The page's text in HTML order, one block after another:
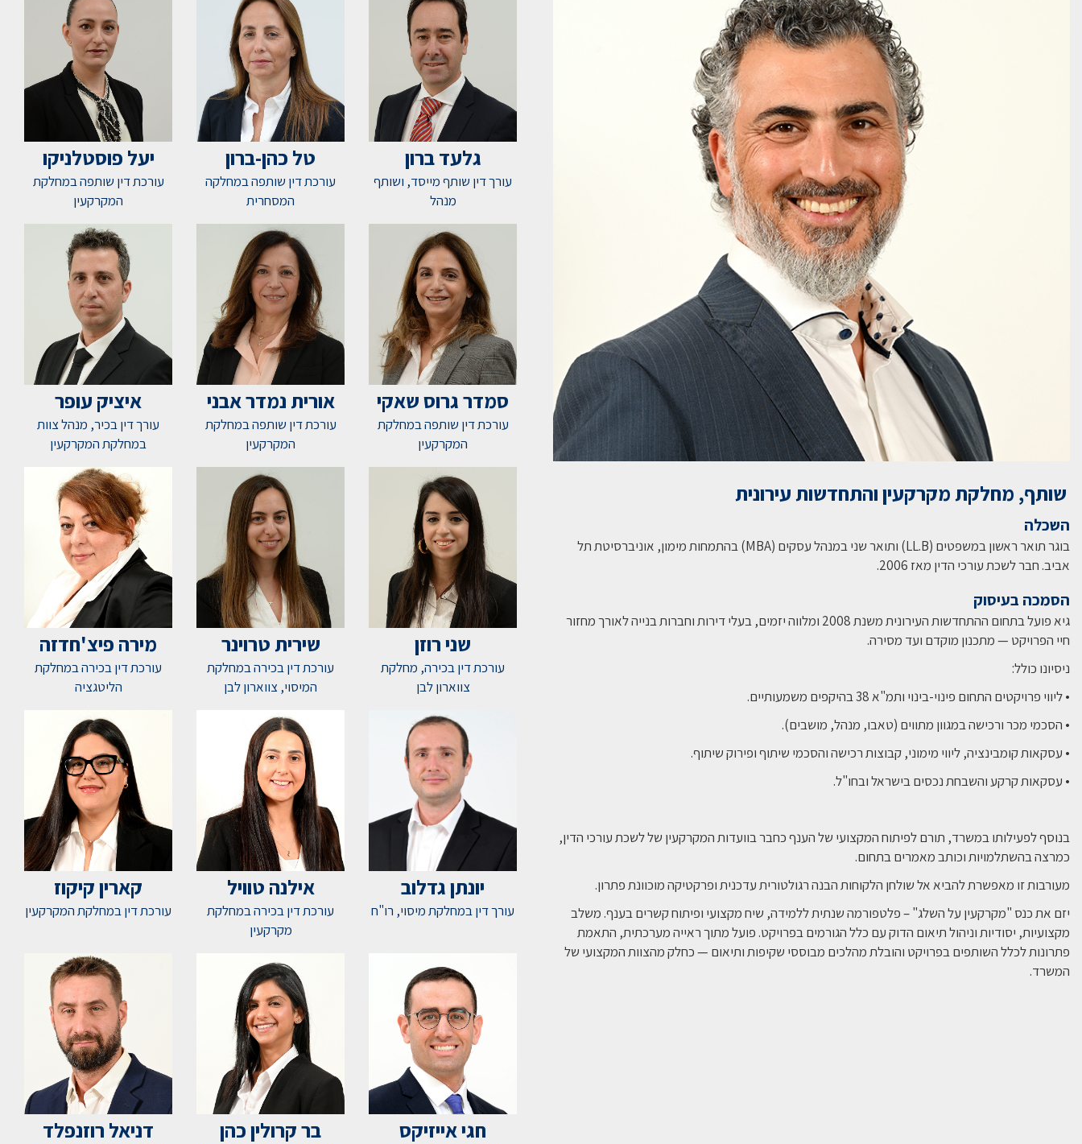
שותף, מחלקת מקרקעין והתחדשות עירונית
השכלה
בוגר תואר ראשון במשפטים (LL.B) ותואר שני במנהל עסקים (MBA) בהתמחות מימון, אוניברסיטת תל
אביב. חבר לשכת עורכי הדין מאז 2006.
הסמכה בעיסוק
גיא פועל בתחום ההתחדשות העירונית משנת 2008 ומלווה יזמים, בעלי דירות וחברות בנייה לאורך מחזור
חיי הפרויקט — מתכנון מוקדם ועד מסירה.
ניסיונו כולל:
• ליווי פרויקטים התחום פינוי-בינוי ותמ"א 38 בהיקפים משמעותיים.
• הסכמי מכר ורכישה במגוון מתווים (טאבו, מנהל, מושבים).
• עסקאות קומבינציה, ליווי מימוני, קבוצות רכישה והסכמי שיתוף ופירוק שיתוף.
• עסקאות קרקע והשבחת נכסים בישראל ובחו"ל.
בנוסף לפעילותו במשרד, תורם לפיתוח המקצועי של הענף כחבר בוועדות המקרקעין של לשכת עורכי הדין,
כמרצה בהשתלמויות וכותב מאמרים בתחום.
מעורבות זו מאפשרת להביא אל שולחן הלקוחות הבנה רגולטורית עדכנית ופרקטיקה מוכוונת פתרון.
יזם את כנס "מקרקעין על השלג" – פלטפורמה שנתית ללמידה, שיח מקצועי ופיתוח קשרים בענף. משלב
מקצועיות, יסודיות וניהול תיאום הדוק עם כלל הגורמים בפרויקט. פועל מתוך ראייה מערכתית, התאמת
פתרונות לכלל השותפים בפרויקט והובלת מהלכים מבוססי שקיפות ותיאום — כחלק מהצוות המקצועי של
המשרד.
גלעד ברון
עורך דין שותף מייסד, ושותף
מנהל
טל כהן-ברון
עורכת דין שותפה במחלקה
המסחרית
יעל פוסטלניקו
עורכת דין שותפה במחלקת
המקרקעין
סמדר גרוס שאקי
עורכת דין שותפה במחלקת
המקרקעין
אורית נמדר אבני
עורכת דין שותפה במחלקת
המקרקעין
איציק עופר
עורך דין בכיר, מנהל צוות
במחלקת המקרקעין
שני רוזן
עורכת דין בכירה, מחלקת
צווארון לבן
שירית טרוינר
עורכת דין בכירה במחלקת
המיסוי, צווארון לבן
מירה פיצ'חדזה
עורכת דין בכירה במחלקת
הליטגציה
יונתן גדלוב
עורך דין במחלקת מיסוי, רו"ח
אילנה טוויל
עורכת דין בכירה במחלקת
מקרקעין
קארין קיקוז
עורכת דין במחלקת המקרקעין
חגי אייזיקס בר קרולין כהן דניאל רוזנפלד